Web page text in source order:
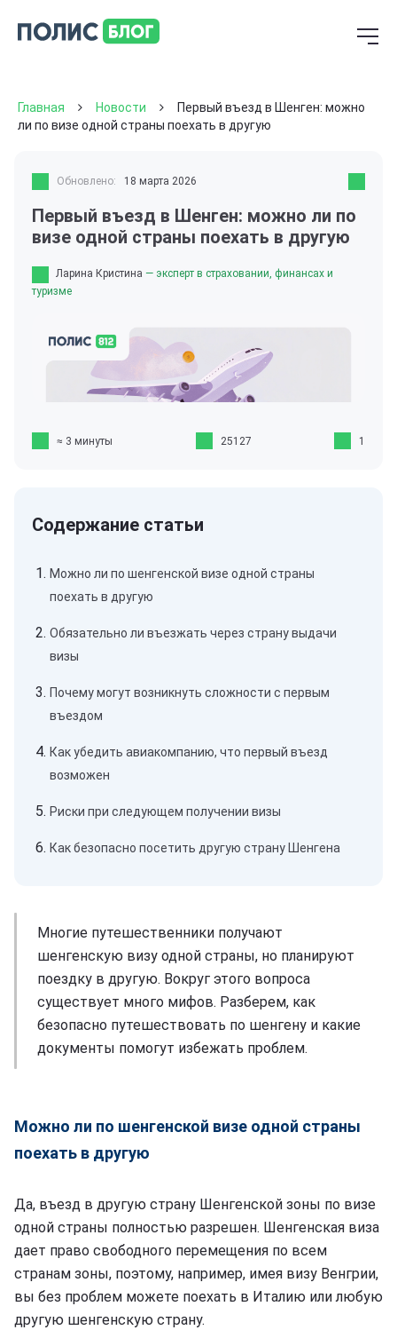
Главная Новости
Первый въезд в Шенген: можно
ли по визе одной страны поехать в другую
Обновлено: 18 марта 2026
Первый въезд в Шенген: можно ли по
визе одной страны поехать в другую
Ларина Кристина — эксперт в страховании, финансах и
туризме
≈ 3 минуты 25127 1
Можно ли по шенгенской визе одной страны
поехать в другую
Обязательно ли въезжать через страну выдачи
визы
Почему могут возникнуть сложности с первым
въездом
Как убедить авиакомпанию, что первый въезд
возможен
Риски при следующем получении визы
Как безопасно посетить другую страну Шенгена
Многие путешественники получают
шенгенскую визу одной страны, но планируют
поездку в другую. Вокруг этого вопроса
существует много мифов. Разберем, как
безопасно путешествовать по шенгену и какие
документы помогут избежать проблем.
Можно ли по шенгенской визе одной страны
поехать в другую
Да, въезд в другую страну Шенгенской зоны по визе
одной страны полностью разрешен. Шенгенская виза
дает право свободного перемещения по всем
странам зоны, поэтому, например, имея визу Венгрии,
вы без проблем можете поехать в Италию или любую
другую шенгенскую страну.